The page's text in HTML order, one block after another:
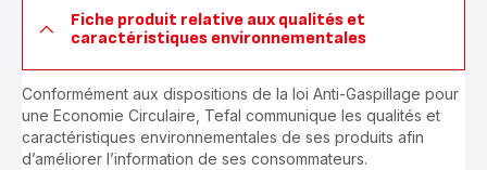
Fiche produit relative aux qualités et
caractéristiques environnementales
Conformément aux dispositions de la loi Anti-Gaspillage pour
une Economie Circulaire, Tefal communique les qualités et
caractéristiques environnementales de ses produits afin
d’améliorer l’information de ses consommateurs.